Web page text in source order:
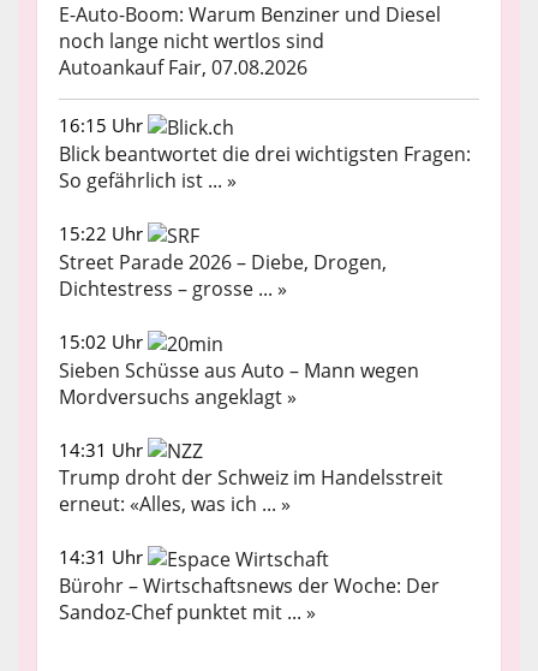
E-Auto-Boom: Warum Benziner und Diesel
noch lange nicht wertlos sind
Autoankauf Fair, 07.08.2026
16:15 Uhr
Blick beantwortet die drei wichtigsten Fragen:
So gefährlich ist ... »
15:22 Uhr
Street Parade 2026 – Diebe, Drogen,
Dichtestress – grosse ... »
15:02 Uhr
Sieben Schüsse aus Auto – Mann wegen
Mordversuchs angeklagt »
14:31 Uhr
Trump droht der Schweiz im Handelsstreit
erneut: «Alles, was ich ... »
14:31 Uhr
Bürohr – Wirtschaftsnews der Woche: Der
Sandoz-Chef punktet mit ... »